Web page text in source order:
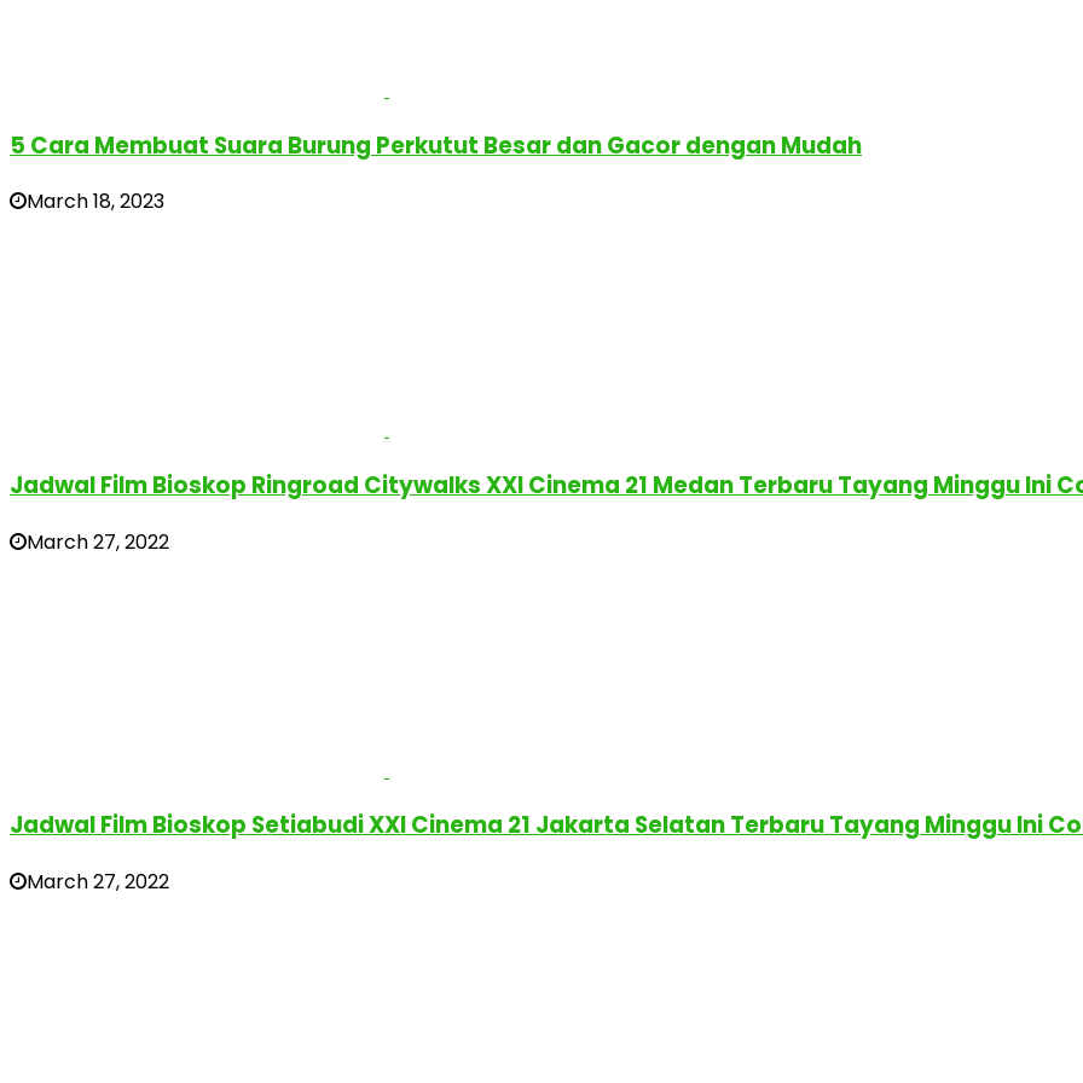
5 Cara Membuat Suara Burung Perkutut Besar dan Gacor dengan Mudah
March 18, 2023
Jadwal Film Bioskop Ringroad Citywalks XXI Cinema 21 Medan Terbaru Tayang Minggu Ini
March 27, 2022
Jadwal Film Bioskop Setiabudi XXI Cinema 21 Jakarta Selatan Terbaru Tayang Minggu Ini
March 27, 2022